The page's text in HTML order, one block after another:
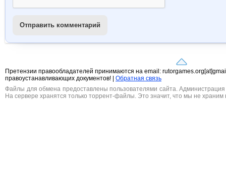
Отправить комментарий
Претензии правообладателей принимаются на email:
правоустанавливающих документов! |
Обратная связь
Файлы для обмена предоставлены пользователями сайта. Администрация
На сервере хранятся только торрент-файлы. Это значит, что мы не